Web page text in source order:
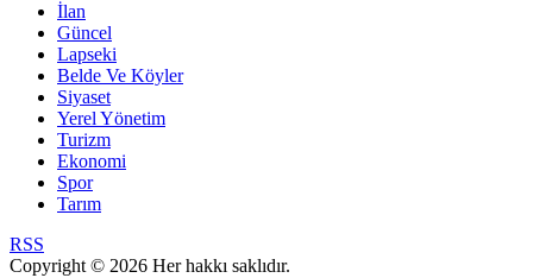
İlan
Güncel
Lapseki
Belde Ve Köyler
Siyaset
Yerel Yönetim
Turizm
Ekonomi
Spor
Tarım
RSS
Copyright © 2026 Her hakkı saklıdır.